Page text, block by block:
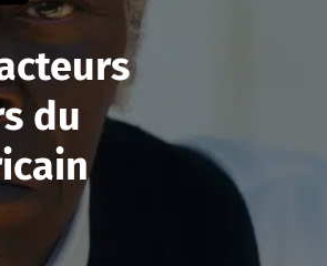
du